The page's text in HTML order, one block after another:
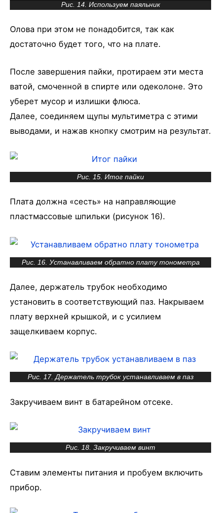
Рис. 14. Используем паяльник
Олова при этом не понадобится, так как
достаточно будет того, что на плате.
После завершения пайки, протираем эти места
ватой, смоченной в спирте или одеколоне. Это
уберет мусор и излишки флюса.
Далее, соединяем щупы мультиметра с этими
выводами, и нажав кнопку смотрим на результат.
Рис. 15. Итог пайки
Плата должна «сесть» на направляющие
пластмассовые шпильки (рисунок 16).
Рис. 16. Устанавливаем обратно плату тонометра
Далее, держатель трубок необходимо
установить в соответствующий паз. Накрываем
плату верхней крышкой, и с усилием
защелкиваем корпус.
Рис. 17. Держатель трубок устанавливаем в паз
Закручиваем винт в батарейном отсеке.
Рис. 18. Закручиваем винт
Ставим элементы питания и пробуем включить
прибор.